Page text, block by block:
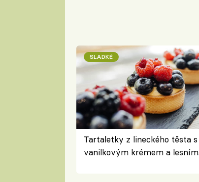
SLADKÉ
Tartaletky z lineckého těsta s
vanilkovým krémem a lesním